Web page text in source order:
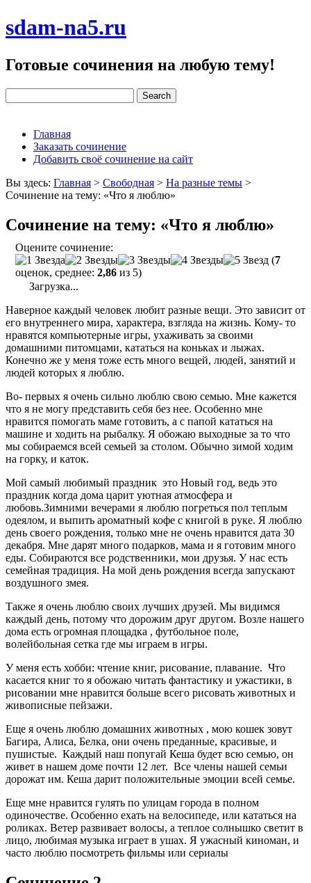
sdam-na5.ru
Готовые сочинения на любую тему!
Главная
Заказать сочинение
Добавить своё сочинение на сайт
Вы здесь: Главная > Свободная > На разные темы >
Сочинение на тему: «Что я люблю»
Сочинение на тему: «Что я люблю»
Оцените сочинение:
(7
оценок, среднее: 2,86 из 5)
Загрузка...
Наверное каждый человек любит разные вещи. Это зависит от
его внутреннего мира, характера, взгляда на жизнь. Кому- то
нравятся компьютерные игры, ухаживать за своими
домашними питомцами, кататься на коньках и лыжах.
Конечно же у меня тоже есть много вещей, людей, занятий и
людей которых я люблю.
Во- первых я очень сильно люблю свою семью. Мне кажется
что я не могу представить себя без нее. Особенно мне
нравится помогать маме готовить, а с папой кататься на
машине и ходить на рыбалку. Я обожаю выходные за то что
мы собираемся всей семьей за столом. Обычно зимой ходим
на горку, и каток.
Мой самый любимый праздник это Новый год, ведь это
праздник когда дома царит уютная атмосфера и
любовь.Зимними вечерами я люблю погреться пол теплым
одеялом, и выпить ароматный кофе с книгой в руке. Я люблю
день своего рождения, только мне не очень нравится дата 30
декабря. Мне дарят много подарков, мама и я готовим много
еды. Собираются все родственники, мои друзья. У нас есть
семейная традиция. На мой день рождения всегда запускают
воздушного змея.
Также я очень люблю своих лучших друзей. Мы видимся
каждый день, потому что дорожим друг другом. Возле нашего
дома есть огромная площадка , футбольное поле,
волейбольная сетка где мы играем в игры.
У меня есть хобби: чтение книг, рисование, плавание. Что
касается книг то я обожаю читать фантастику и ужастики, в
рисовании мне нравится больше всего рисовать животных и
живописные пейзажи.
Еще я очень люблю домашних животных , мою кошек зовут
Багира, Алиса, Белка, они очень преданные, красивые, и
пушистые. Каждый наш попугай Кеша будет всю семью, он
живет в нашем доме почти 12 лет. Все члены нашей семьи
дорожат им. Кеша дарит положительные эмоции всей семье.
Еще мне нравится гулять по улицам города в полном
одиночестве. Особенно ехать на велосипеде, или кататься на
роликах. Ветер развивает волосы, а теплое солнышко светит в
лицо, любимая музыка играет в ушах. Я ужасный киноман, и
часто люблю посмотреть фильмы или сериалы